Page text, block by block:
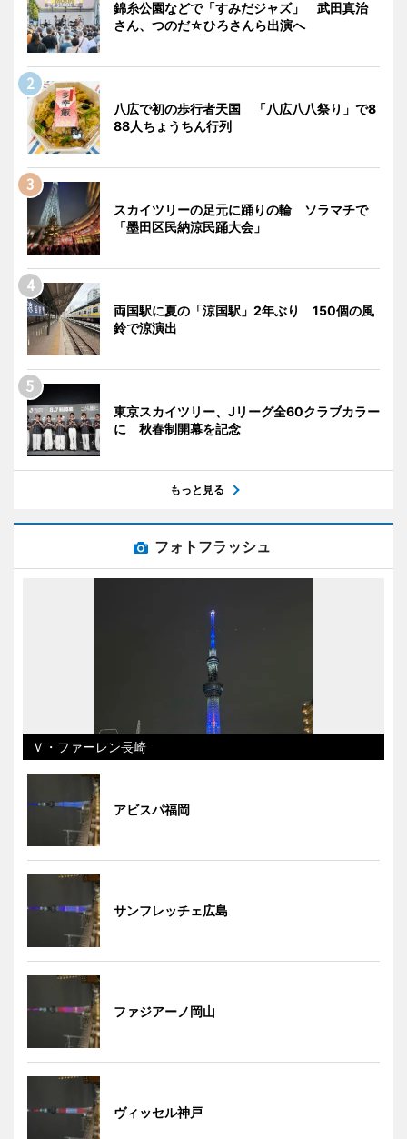
錦糸公園などで「すみだジャズ」 武田真治
さん、つのだ☆ひろさんら出演へ
八広で初の歩行者天国 「八広八八祭り」で8
88人ちょうちん行列
スカイツリーの足元に踊りの輪 ソラマチで
「墨田区民納涼民踊大会」
両国駅に夏の「涼国駅」2年ぶり 150個の風
鈴で涼演出
東京スカイツリー、Jリーグ全60クラブカラー
に 秋春制開幕を記念
もっと見る
フォトフラッシュ
Ｖ・ファーレン長崎
アビスパ福岡
サンフレッチェ広島
ファジアーノ岡山
ヴィッセル神戸